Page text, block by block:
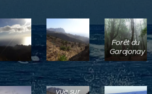
Forêt du
Garajonay
Point de
vue sur